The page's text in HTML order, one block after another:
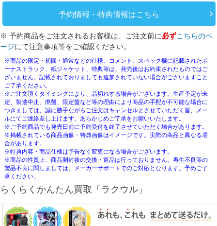
予約情報・特典情報はこちら
※ 予約商品をご注文されるお客様は、ご注文前に必ずこちらのペ
ージにて注意事項等をご確認ください。
※商品の限定・初回・通常などの仕様、コメント、スペック欄に記載されたボ
ーナストラック、紙ジャケット、特典等は、発売後はお約束されたものではご
ざいません。記載されておりましても追加されていない場合がございますこと
ご了承ください。
※ご注文頂くタイミングにより、品切れする場合がございます。生産予定が未
定、製造中止、廃盤、限定盤など等の理由により商品の手配が不可能な場合に
つきましては、誠に勝手ながらご注文はキャンセルとさせていただく旨、メー
ルにてご連絡差し上げます。あらかじめご了承をお願いいたします。
※ご予約商品でも発売日前に予約受付を終了させていただく場合があります。
※掲載されている商品画像・特典画像はイメージです。実際の商品と異なる場
合があります。
※特典内容・商品仕様は予告なく変更になる場合がございます。
※商品の性質上、商品開封後の交換・返品は行っておりません。再生不良等の
製品不良に関しましては、メーカーサポートでのご対応となります。予めご了
承ください。
らくらくかんたん買取「ラクウル」